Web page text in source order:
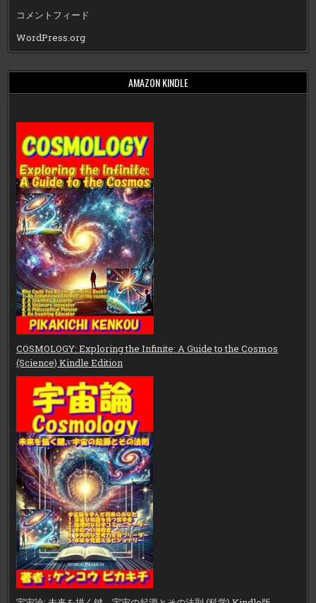
コメントフィード
WordPress.org
AMAZON KINDLE
COSMOLOGY: Exploring the Infinite: A Guide to the Cosmos
(Science) Kindle Edition